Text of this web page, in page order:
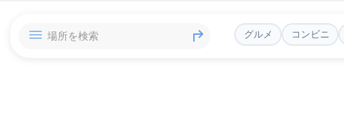
グルメ コンビニ